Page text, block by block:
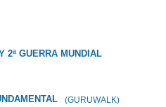
2ª GUERRA MUNDIAL
(GURUWALK)